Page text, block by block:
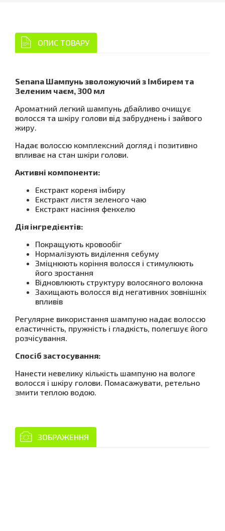
ОПИС ТОВАРУ
Senana Шампунь зволожуючий з Імбирем та
Зеленим чаєм, 300 мл
Ароматний легкий шампунь дбайливо очищує
волосся та шкіру голови від забруднень і зайвого
жиру.
Надає волоссю комплексний догляд і позитивно
впливає на стан шкіри голови.
Активні компоненти:
Екстракт кореня імбиру
Екстракт листя зеленого чаю
Екстракт насіння фенхелю
Дія інгредієнтів:
Покращують кровообіг
Нормалізують виділення себуму
Зміцнюють коріння волосся і стимулюють
його зростання
Відновлюють структуру волосяного волокна
Захищають волосся від негативних зовнішніх
впливів
Регулярне використання шампуню надає волоссю
еластичність, пружність і гладкість, полегшує його
розчісування.
Спосіб застосування:
Нанести невелику кількість шампуню на вологе
волосся і шкіру голови. Помасажувати, ретельно
змити теплою водою.
ЗОБРАЖЕННЯ